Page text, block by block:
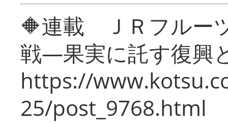
🔶連載 ＪＲフルー
戦―果実に託す復興
https://
25/post_9768.html